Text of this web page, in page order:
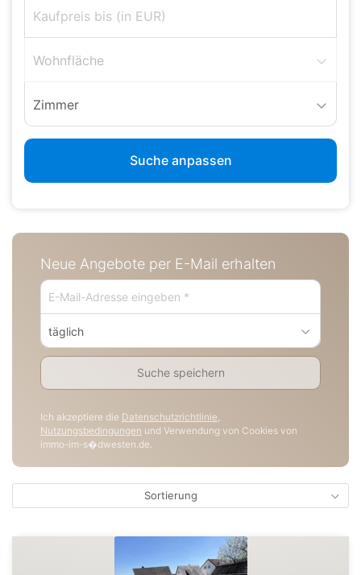
Wohnfläche
Zimmer
Suche anpassen
Neue Angebote per E-Mail erhalten
täglich
Suche speichern
Ich akzeptiere die Datenschutzrichtlinie,
Nutzungsbedingungen und Verwendung von Cookies von
immo-im-s�dwesten.de.
Sortierung